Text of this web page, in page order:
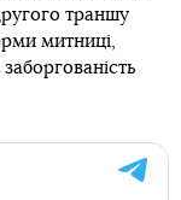
траншу
митниці,